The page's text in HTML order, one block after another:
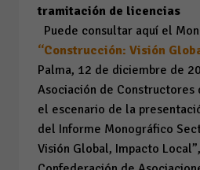
tramitación de licencias
Puede consultar aquí el
“Construcción: Visión
Palma, 12 de diciembre de
Asociación de Constructores
el escenario de la
del Informe Monográfico
Visión Global, Impacto